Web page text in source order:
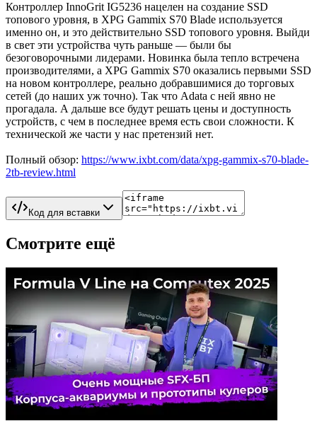
Контроллер InnoGrit IG5236 нацелен на создание SSD
топового уровня, в XPG Gammix S70 Blade используется
именно он, и это действительно SSD топового уровня. Выйди
в свет эти устройства чуть раньше — были бы
безоговорочными лидерами. Новинка была тепло встречена
производителями, а XPG Gammix S70 оказались первыми SSD
на новом контроллере, реально добравшимися до торговых
сетей (до наших уж точно). Так что Adata с ней явно не
прогадала. А дальше все будут решать цены и доступность
устройств, с чем в последнее время есть свои сложности. К
технической же части у нас претензий нет.
Полный обзор: https://www.ixbt.com/data/xpg-gammix-s70-blade-
2tb-review.html
Код для вставки
Смотрите ещё